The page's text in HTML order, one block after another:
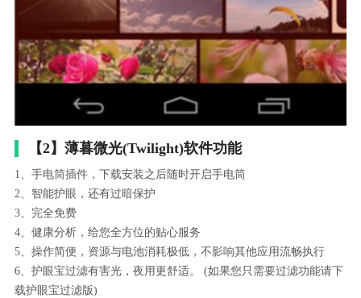
【2】薄暮微光(Twilight)软件功能
1、手电筒插件，下载安装之后随时开启手电筒
2、智能护眼，还有过暗保护
3、完全免费
4、健康分析，给您全方位的贴心服务
5、操作简便，资源与电池消耗极低，不影响其他应用流畅执行
6、护眼宝过滤有害光，夜用更舒适。 (如果您只需要过滤功能请下
载护眼宝过滤版)